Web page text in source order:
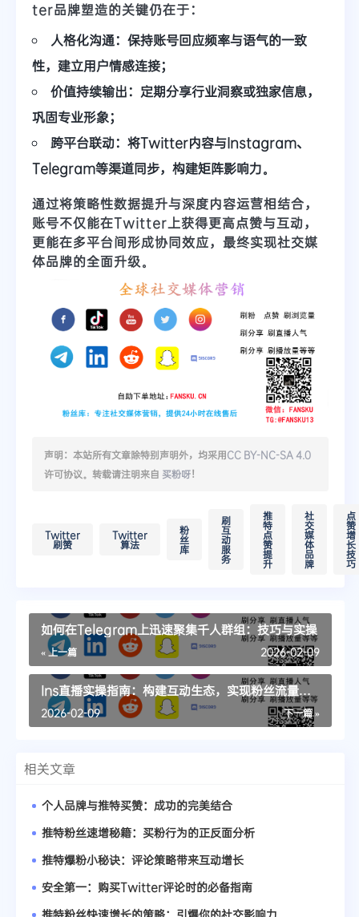
ter品牌塑造的关键仍在于：
人格化沟通： 保持账号回应频率与语气的一致
性，建立用户情感连接；
价值持续输出： 定期分享行业洞察或独家信息，
巩固专业形象；
跨平台联动： 将Twitter内容与Instagram、
Telegram等渠道同步，构建矩阵影响力。
通过将策略性数据提升与深度内容运营相结合，
账号不仅能在Twitter上获得更高点赞与互动，
更能在多平台间形成协同效应，最终实现社交媒
体品牌的全面升级。
声明：本站所有文章除特别声明外，均采用CC BY-NC-SA 4.0
许可协议。转载请注明来自 买粉呀！
Twitter
刷赞
Twitter
算法
粉
丝
库
刷
互
动
服
务
推
特
点
赞
提
升
社
交
媒
体
品
牌
点
赞
增
长
技
巧
如何在Telegram上迅速聚集千人群组：技巧与实操
« 上一篇 2026-02-09
Ins直播实操指南：构建互动生态，实现粉丝流量双
赢
下一篇 »
2026-02-09
相关文章
个人品牌与推特买赞：成功的完美结合
推特粉丝速增秘籍：买粉行为的正反面分析
推特爆粉小秘诀：评论策略带来互动增长
安全第一：购买Twitter评论时的必备指南